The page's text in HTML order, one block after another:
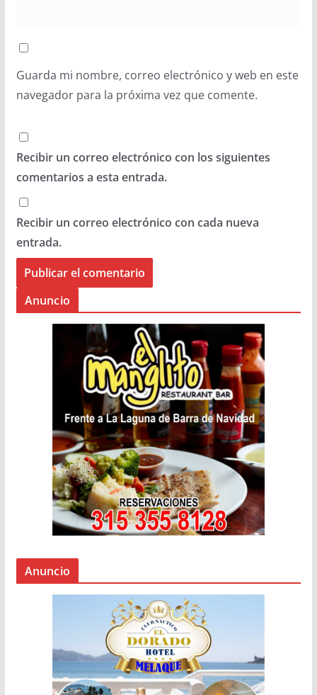
Guarda mi nombre, correo electrónico y web en este
navegador para la próxima vez que comente.
Recibir un correo electrónico con los siguientes
comentarios a esta entrada.
Recibir un correo electrónico con cada nueva
entrada.
Anuncio
Anuncio